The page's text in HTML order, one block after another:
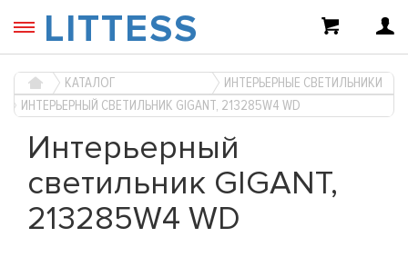
LITTESS
КАТАЛОГ
ИНТЕРЬЕРНЫЕ СВЕТИЛЬНИКИ
ИНТЕРЬЕРНЫЙ СВЕТИЛЬНИК GIGANT, 213285W4 WD
Интерьерный
светильник GIGANT,
213285W4 WD